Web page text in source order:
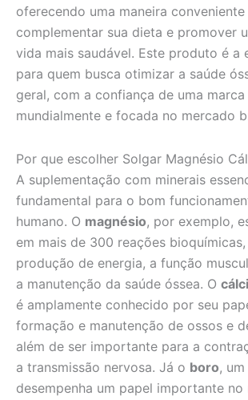
oferecendo uma maneira
complementar sua dieta e promover
vida mais saudável. Este produto é a
para quem busca otimizar a saúde
geral, com a confiança de uma marca
mundialmente e focada no mercado
Por que escolher Solgar Magnésio
A suplementação com minerais
fundamental para o bom
humano. O magnésio, por exemplo,
em mais de 300 reações
produção de energia, a função
a manutenção da saúde óssea. O
é amplamente conhecido por seu
formação e manutenção de ossos e
além de ser importante para a
a transmissão nervosa. Já o boro,
desempenha um papel importante no